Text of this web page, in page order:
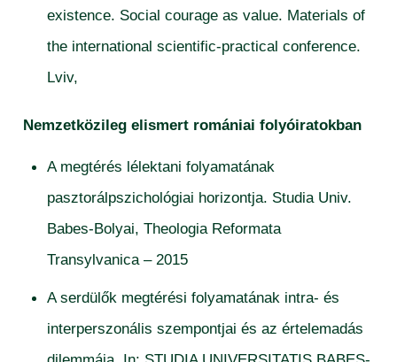
existence. Social courage as value. Materials of
the international scientific-practical conference.
Lviv,
Nemzetközileg elismert romániai folyóiratokban
A megtérés lélektani folyamatának
pasztorálpszichológiai horizontja. Studia Univ.
Babes-Bolyai, Theologia Reformata
Transylvanica – 2015
A serdülők megtérési folyamatának intra- és
interperszonális szempontjai és az értelemadás